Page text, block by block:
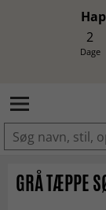
2
Dage
GRÅ TÆPPE